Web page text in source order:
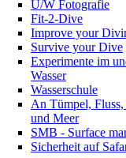
U/W Fotografie
Fit-2-Dive
Improve your
Survive your Dive
Experimente im
Wasser
Wasserschule
An Tümpel,
und Meer
SMB - Surface
Sicherheit auf